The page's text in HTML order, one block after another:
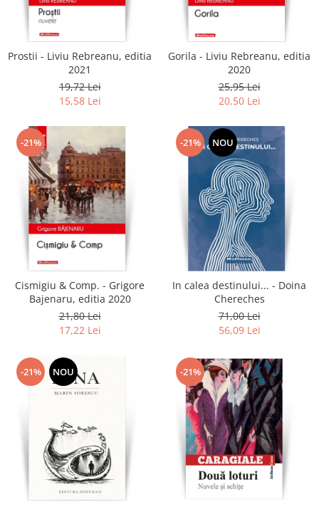
Literatura
Clasica
Contemporana
Universala
Non-fictiune
Calatorii
Memorii
Publicistica / Reportaje / Interviuri
Stiinte umaniste
Istorie
Sociologie si filozofie
Prostii - Liviu Rebreanu, editia
2021
19,72 Lei
15,58 Lei
Gorila - Liviu Rebreanu, editia
2020
25,95 Lei
20,50 Lei
-21%
Cismigiu & Comp. - Grigore
Bajenaru, editia 2020
21,80 Lei
17,22 Lei
-21% NOU
In calea destinului... - Doina
Chereches
71,00 Lei
56,09 Lei
-21% NOU -21%